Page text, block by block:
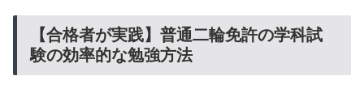
【合格者が実践】普通二輪免許の学科試
験の効率的な勉強方法